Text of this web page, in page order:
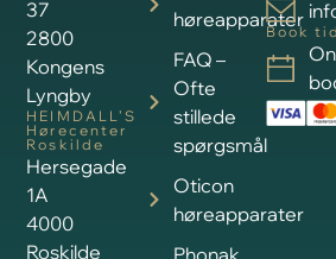
37
2800
Kongens
Lyngby
HEIMDALL’S
Hørecenter
Roskilde
Hersegade
1A
4000
Roskilde
høreapparater
FAQ –
Ofte
stillede
spørgsmål
Oticon
høreapparater
Book tid